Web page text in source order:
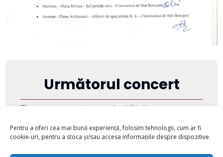
Pentru a oferi cea mai bună experiență, folosim tehnologii, cum ar fi
cookie-uri, pentru a stoca și/sau accesa informațiile despre dispozitive.
Următorul concert
There are no upcoming events at this time.